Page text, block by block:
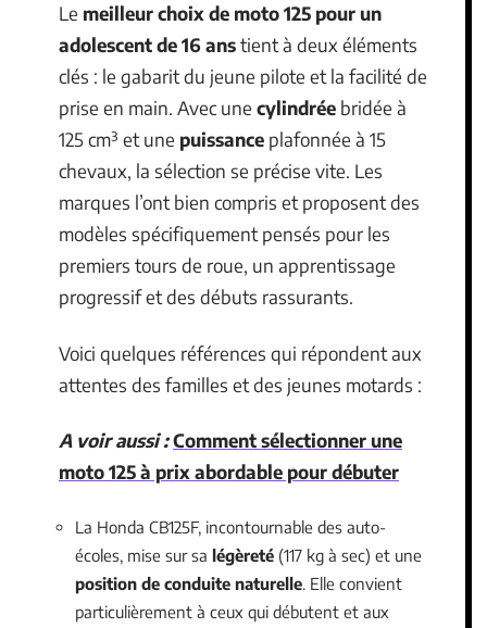
Le meilleur choix de moto 125 pour un
adolescent de 16 anstient à deux éléments
clés : le gabarit du jeune pilote et la facilité de
prise en main. Avec une cylindrée bridée à
125 cm³ et une puissance plafonnée à 15
chevaux, la sélection se précise vite. Les
marques l’ont bien compris et proposent des
modèles spécifiquement pensés pour les
premiers tours de roue, un apprentissage
progressif et des débuts rassurants.
Voici quelques références qui répondent aux
attentes des familles et des jeunes motards :
A voir aussi :Comment sélectionner une
moto 125 à prix abordable pour débuter
La Honda CB125F, incontournable des auto-
écoles, mise sur sa légèreté (117 kg à sec) et une
position de conduite naturelle . Elle convient
particulièrement à ceux qui débutent et aux